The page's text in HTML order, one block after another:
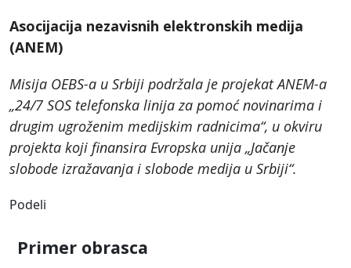
Asocijacija nezavisnih elektronskih medija
(ANEM)
Misija OEBS-a u Srbiji podržala je projekat ANEM-a
„24/7 SOS telefonska linija za pomoć novinarima i
drugim ugroženim medijskim radnicima“, u okviru
projekta koji finansira Evropska unija „Jačanje
slobode izražavanja i slobode medija u Srbiji“.
Podeli
Primer obrasca